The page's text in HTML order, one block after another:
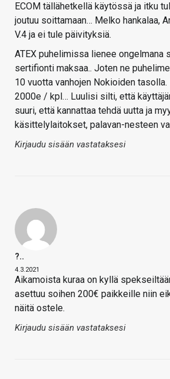
ECOM tällähetkellä käytössä ja itku
joutuu soittamaan… Melko hankalaa,
V.4 ja ei tule päivityksiä.
ATEX puhelimissa lienee ongelmana
sertifionti maksaa.. Joten ne
10 vuotta vanhojen Nokioiden
2000e / kpl… Luulisi silti, että
suuri, että kannattaa tehdä uutta ja
käsittelylaitokset, palavan-nesteen
Kirjaudu sisään vastataksesi
?..
4.3.2021
Aikamoista kuraa on kyllä
asettuu soihen 200€ paikkeille niin
näitä ostele.
Kirjaudu sisään vastataksesi